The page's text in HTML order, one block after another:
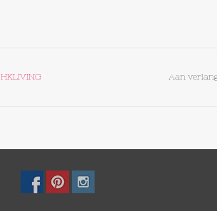
HKLIVING Aan